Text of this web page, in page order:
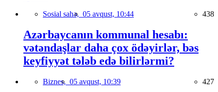
Sosial sahə, 05 avqust, 10:44 438
Azərbaycanın kommunal hesabı:
vətəndaşlar daha çox ödəyirlər, bəs
keyfiyyət tələb edə bilirlərmi?
Biznes, 05 avqust, 10:39 427